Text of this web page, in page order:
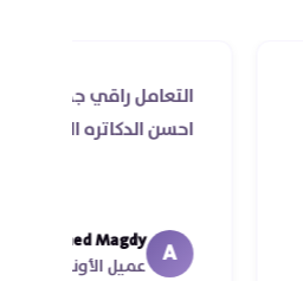
التعامل راقي جدا و الخدمه محترمه و
احسن الدكاتره الي اتعاملت معاهم
Ahmed Magdy
عميل الأونلاين